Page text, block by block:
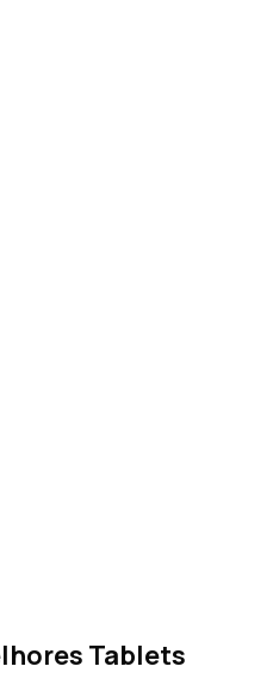
Tablets